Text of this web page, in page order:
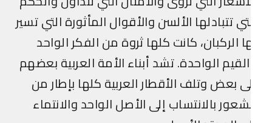
تتبادلها الألسن والأقوال المأثورة التي تسير
الركبان، كانت كلها ثروة من الفكر الواحد
الواحدة. تشد أبناء الأمة العربية بعضهم
بعض وتلف الأقطار العربية كلها بإطار من
بالانتساب إلى الأصل الواحد والانتماء